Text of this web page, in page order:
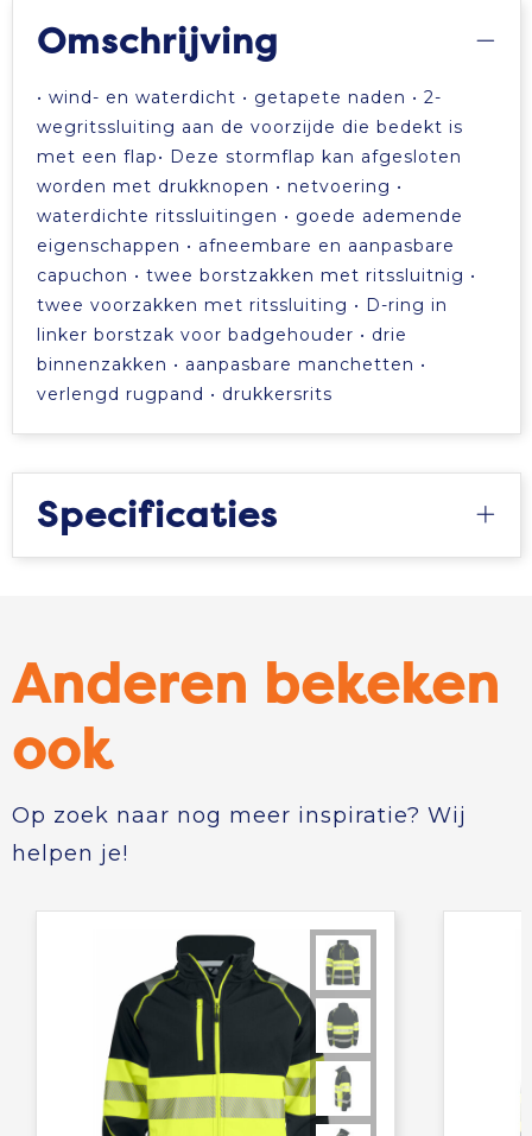
Omschrijving
• wind- en waterdicht • getapete naden • 2-
wegritssluiting aan de voorzijde die bedekt is
met een flap• Deze stormflap kan afgesloten
worden met drukknopen • netvoering •
waterdichte ritssluitingen • goede ademende
eigenschappen • afneembare en aanpasbare
capuchon • twee borstzakken met ritssluitnig •
twee voorzakken met ritssluiting • D-ring in
linker borstzak voor badgehouder • drie
binnenzakken • aanpasbare manchetten •
verlengd rugpand • drukkersrits
Specificaties
Anderen bekeken
ook
Op zoek naar nog meer inspiratie? Wij
helpen je!